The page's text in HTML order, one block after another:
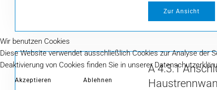
Zur Ansicht
A 4.3.1
Wir benutzen Cookies
Diese Website verwendet ausschließlich Cookies zur Analyse der
Deaktivierung von Cookies finden Sie in unserer
Akzeptieren Ablehnen